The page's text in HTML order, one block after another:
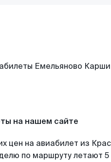
на нашем сайте
цен на авиабилет из
по маршруту летают